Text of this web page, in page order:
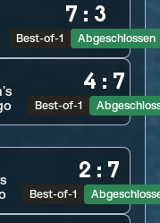
7 : 3
Best-of-1 Abgeschlossen
4 : 7
Best-of-1
2 : 7
Best-of-1